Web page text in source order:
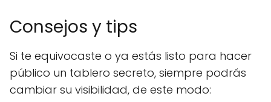
Consejos y tips
Si te equivocaste o ya estás listo para hacer
público un tablero secreto, siempre podrás
cambiar su visibilidad, de este modo: